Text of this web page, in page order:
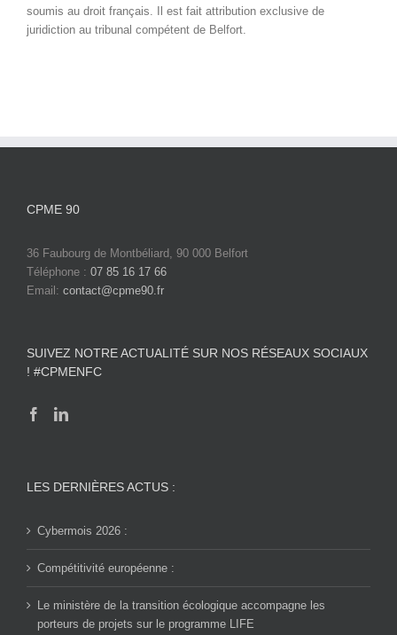
soumis au droit français. Il est fait attribution exclusive de
juridiction au tribunal compétent de Belfort.
CPME 90
36 Faubourg de Montbéliard, 90 000 Belfort
Téléphone : 07 85 16 17 66
Email: contact@cpme90.fr
SUIVEZ NOTRE ACTUALITÉ SUR NOS RÉSEAUX SOCIAUX
! #CPMENFC
LES DERNIÈRES ACTUS :
Cybermois 2026 :
Compétitivité européenne :
Le ministère de la transition écologique accompagne les
porteurs de projets sur le programme LIFE